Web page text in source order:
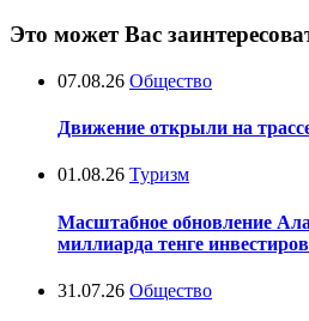
Это может Вас
07.08.26 Общество
Движение открыли на
01.08.26 Туризм
Масштабное обновление
миллиарда тенге
31.07.26 Общество